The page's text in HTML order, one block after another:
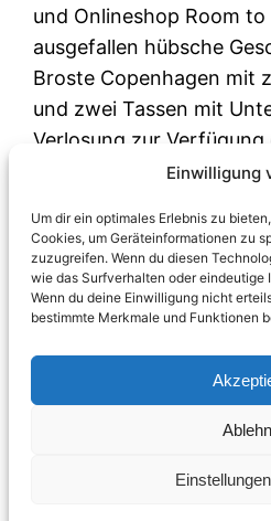
Einwilligung
Um dir ein optimales Erlebnis zu
Cookies, um Geräteinformationen zu
zuzugreifen. Wenn du diesen
wie das Surfverhalten oder eindeutige
Wenn du deine Einwilligung nicht
bestimmte Merkmale und Funktionen
und Onlineshop Room
ausgefallen hübsche
Broste Copenhagen mit
und zwei Tassen mit
Verlosung zur Verfügung
Giveaway für Fans des
Dezember 10, 2017
Impressum &